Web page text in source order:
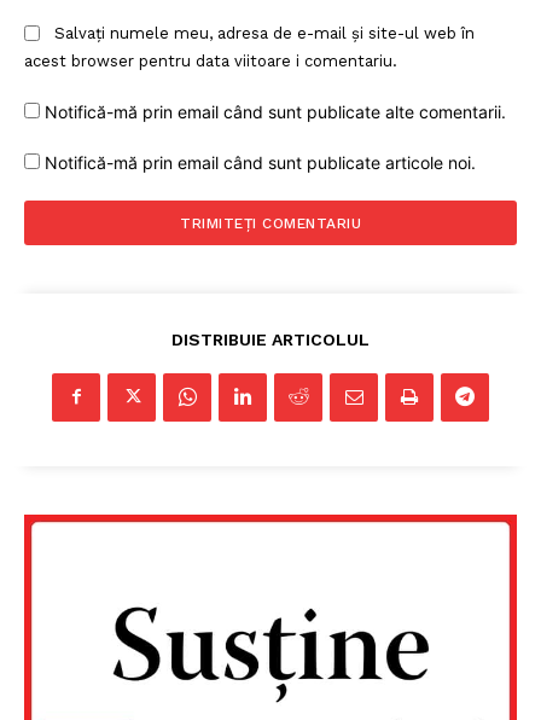
FREEDOM HOUSE ROMÂNIA
Proiecte editoriale
Salvați numele meu, adresa de e-mail și site-ul web în
acest browser pentru data viitoare i comentariu.
Notifică-mă prin email când sunt publicate alte comentarii.
Notifică-mă prin email când sunt publicate articole noi.
DISTRIBUIE ARTICOLUL